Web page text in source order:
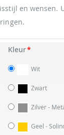
en wensen.
Kleur
Wit
Zwart
Zilver -
Geel -